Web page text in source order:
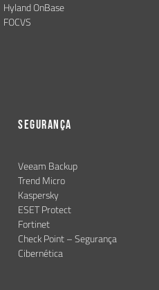
Hyland OnBase
FOCVS
Segurança
Veeam Backup
Trend Micro
Kaspersky
ESET Protect
Fortinet
Check Point – Segurança
Cibernética